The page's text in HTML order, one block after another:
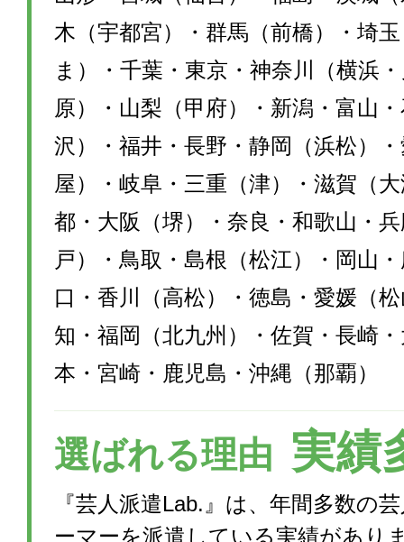
木（宇都宮）・群馬（前橋）・埼
ま）・千葉・東京・神奈川（横浜
原）・山梨（甲府）・新潟・富山
沢）・福井・長野・静岡（浜松）
屋）・岐阜・三重（津）・滋賀（
都・大阪（堺）・奈良・和歌山・
戸）・鳥取・島根（松江）・岡山
口・香川（高松）・徳島・愛媛（
知・福岡（北九州）・佐賀・長崎
本・宮崎・鹿児島・沖縄（那覇）
選ばれる理由 実績
『芸人派遣Lab.』は、年間多数の
ーマーを派遣している実績があり